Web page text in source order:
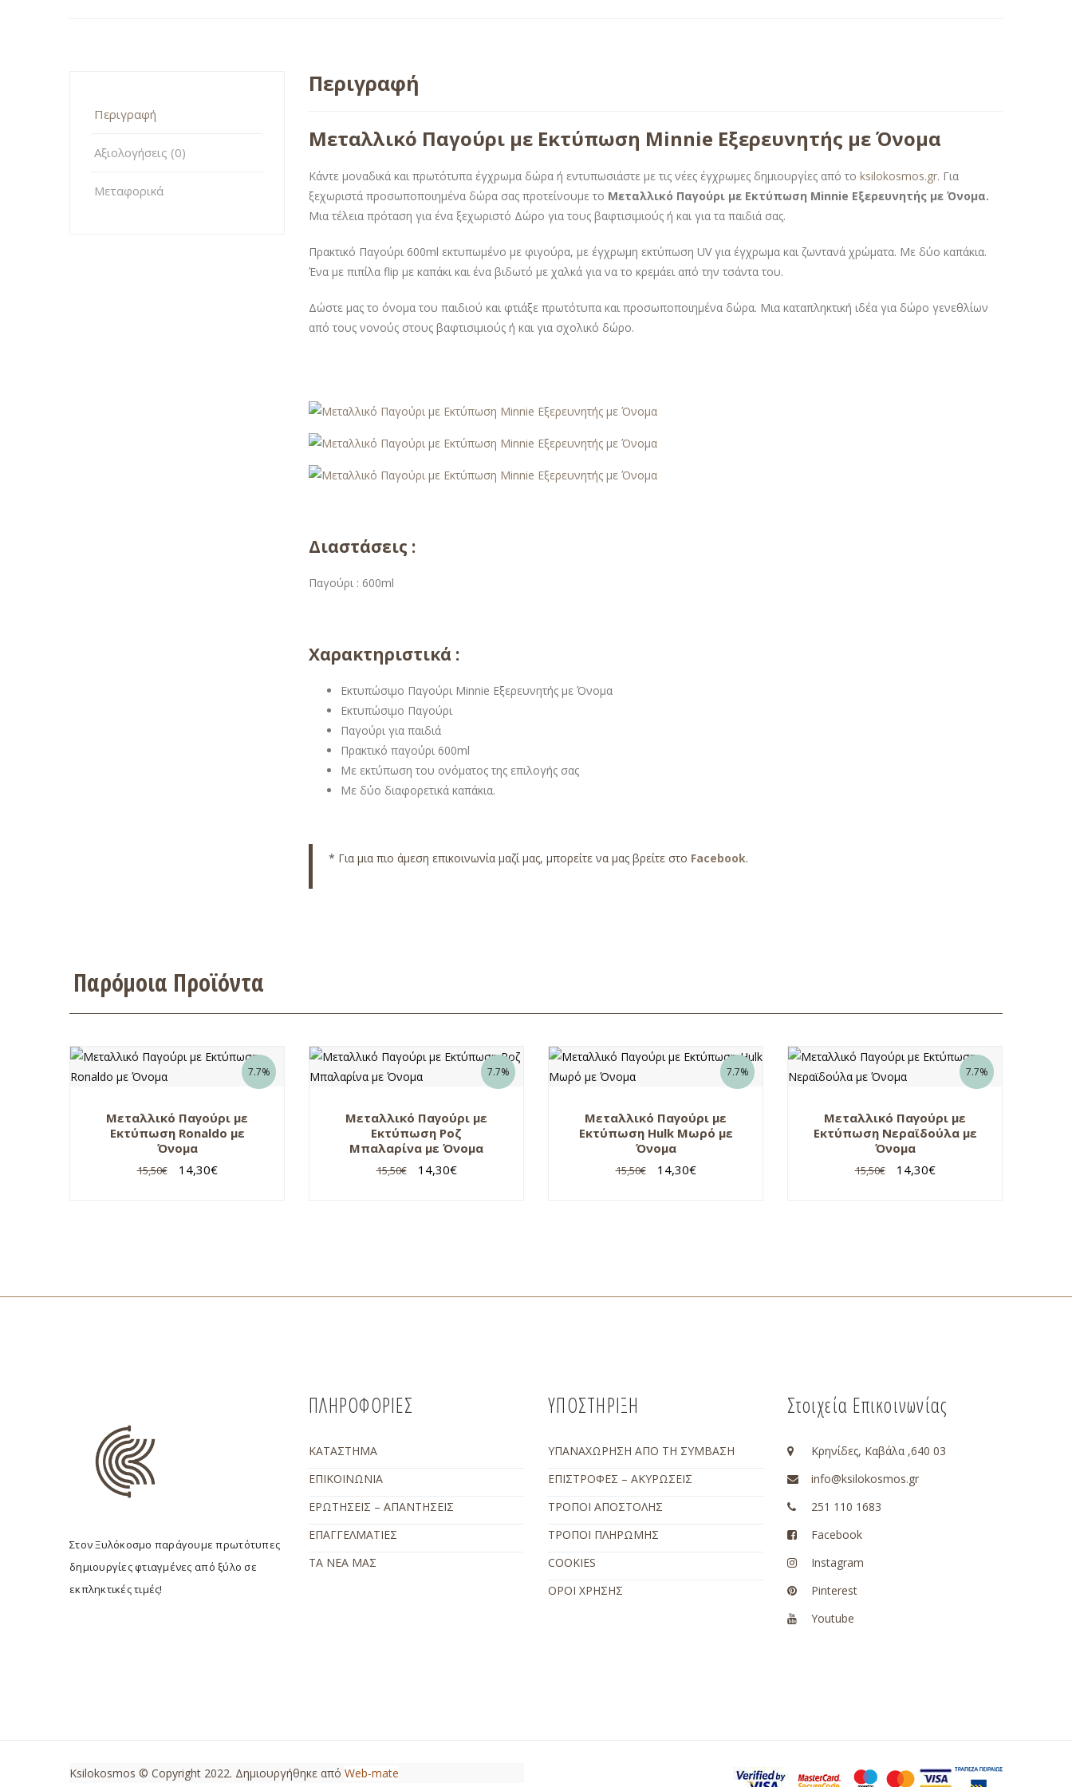
Περιγραφή
Αξιολογήσεις (0)
Μεταφορικά
Περιγραφή
Μεταλλικό Παγούρι με Εκτύπωση Minnie Εξερευνητής με Όνομα
Κάντε μοναδικά και πρωτότυπα έγχρωμα δώρα ή εντυπωσιάστε με τις νέες έγχρωμες δημιουργίες από το ksilokosmos.gr. Για
ξεχωριστά προσωποποιημένα δώρα σας προτείνουμε το Μεταλλικό Παγούρι με Εκτύπωση Minnie Εξερευνητής με Όνομα.
Μια τέλεια πρόταση για ένα ξεχωριστό Δώρο για τους βαφτισιμιούς ή και για τα παιδιά σας.
Πρακτικό Παγούρι 600ml εκτυπωμένο με φιγούρα, με έγχρωμη εκτύπωση UV για έγχρωμα και ζωντανά χρώματα. Με δύο καπάκια.
Ένα με πιπίλα flip με καπάκι και ένα βιδωτό με χαλκά για να το κρεμάει από την τσάντα του.
Δώστε μας το όνομα του παιδιού και φτιάξε πρωτότυπα και προσωποποιημένα δώρα. Μια καταπληκτική ιδέα για δώρο γενεθλίων
από τους νονούς στους βαφτισιμιούς ή και για σχολικό δώρο.
Διαστάσεις :
Παγούρι : 600ml
Χαρακτηριστικά :
Εκτυπώσιμο Παγούρι Minnie Εξερευνητής με Όνομα
Εκτυπώσιμο Παγούρι
Παγούρι για παιδιά
Πρακτικό παγούρι 600ml
Με εκτύπωση του ονόματος της επιλογής σας
Με δύο διαφορετικά καπάκια.
* Για μια πιο άμεση επικοινωνία μαζί μας, μπορείτε να μας βρείτε στο Facebook.
Παρόμοια Προϊόντα
7.7%
Μεταλλικό Παγούρι με
Εκτύπωση Ronaldo με
Όνομα
15,50€ 14,30€
7.7%
Μεταλλικό Παγούρι με
Εκτύπωση Ροζ
Μπαλαρίνα με Όνομα
15,50€ 14,30€
7.7%
Μεταλλικό Παγούρι με
Εκτύπωση Hulk Μωρό με
Όνομα
15,50€ 14,30€
7.7%
Μεταλλικό Παγούρι με
Εκτύπωση Νεραϊδούλα με
Όνομα
15,50€ 14,30€
Στον Ξυλόκοσμο παράγουμε πρωτότυπες
δημιουργίες φτιαγμένες από ξύλο σε
εκπληκτικές τιμές!
ΠΛΗΡΟΦΟΡΙΕΣ
ΚΑΤΑΣΤΗΜΑ
ΕΠΙΚΟΙΝΩΝΙΑ
ΕΡΩΤΗΣΕΙΣ – ΑΠΑΝΤΗΣΕΙΣ
ΕΠΑΓΓΕΛΜΑΤΙΕΣ
ΤΑ ΝΕΑ ΜΑΣ
ΥΠΟΣΤΗΡΙΞΗ
ΥΠΑΝΑΧΩΡΗΣΗ ΑΠΟ ΤΗ ΣΥΜΒΑΣΗ
ΕΠΙΣΤΡΟΦΕΣ – ΑΚΥΡΩΣΕΙΣ
ΤΡΟΠΟΙ ΑΠΟΣΤΟΛΗΣ
ΤΡΟΠΟΙ ΠΛΗΡΩΜΗΣ
COOKIES
ΟΡΟΙ ΧΡΗΣΗΣ
Στοιχεία Επικοινωνίας
Κρηνίδες, Καβάλα ,640 03
info@ksilokosmos.gr
251 110 1683
Facebook
Instagram
Pinterest
Youtube
Ksilokosmos © Copyright 2022. Δημιουργήθηκε από Web-mate